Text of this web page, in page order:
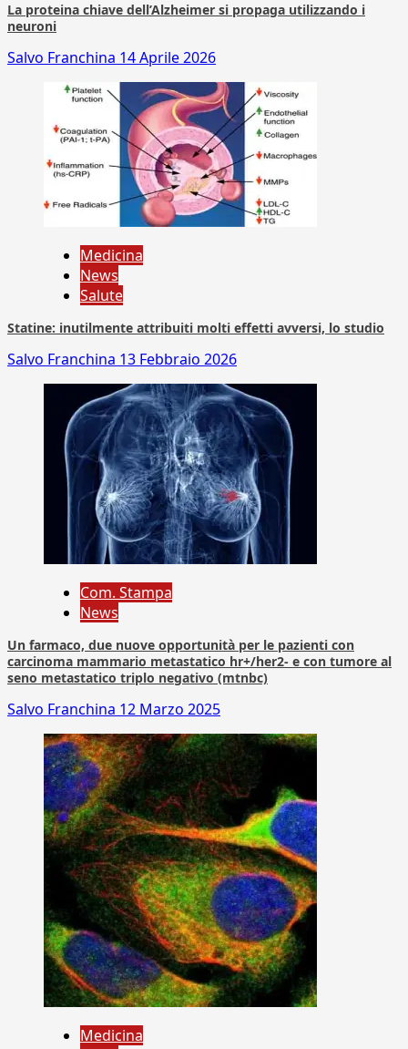
La proteina chiave dell’Alzheimer si propaga utilizzando i
neuroni
Salvo Franchina 14 Aprile 2026
Medicina
News
Salute
Statine: inutilmente attribuiti molti effetti avversi, lo studio
Salvo Franchina 13 Febbraio 2026
Com. Stampa
News
Un farmaco, due nuove opportunità per le pazienti con
carcinoma mammario metastatico hr+/her2- e con tumore al
seno metastatico triplo negativo (mtnbc)
Salvo Franchina 12 Marzo 2025
Medicina